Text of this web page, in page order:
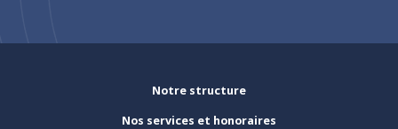
Notre structure
Nos services et honoraires